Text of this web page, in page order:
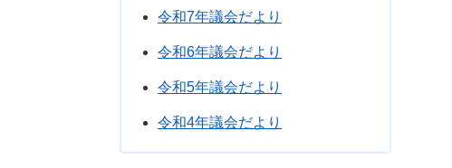
令和7年議会だより
令和6年議会だより
令和5年議会だより
令和4年議会だより